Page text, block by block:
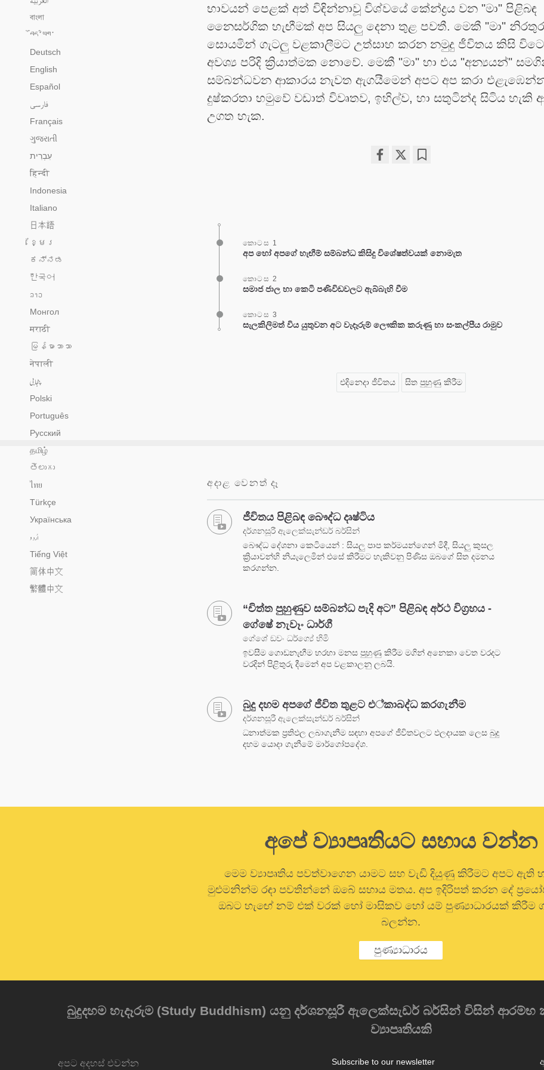
বাংলা
བོད་ཡིག་
Deutsch
English
Español
فارسی
Français
ગુજરાતી
हिन्दी
Indonesia
Italiano
日本語
ខ្មែរ
ಕನ್ನಡ
한국어
ລາວ
Монгол
मराठी
မြန်မာဘာသာ
नेपाली
پنجابی
Polski
Português
Русский
தமிழ்
తెలుగు
ไทย
Türkçe
Українська
اُردو
Tiếng Việt
简体中文
繁體中文
භාවයන් පෙළක් අත් විඳින්නාවූ විශ්වයේ කේන්ද්‍රය වන "මා" පිළිබඳ
නෛසර්ගික හැඟීමක් අප සියලු දෙනා තුළ පවතී. මෙකී "මා"
සොයමින් ගැටලු වළකාලීමට උත්සාහ කරන නමුදු ජීවිතය කිසි
අවශ්‍ය පරිදි ක්‍රියාත්මක නොවේ. මෙකී "මා" හා එය "අන්‍යයන්"
සම්බන්ධවන ආකාරය නැවත ඇගයීමෙන් අපට අප කරා
දුෂ්කරතා හමුවේ වඩාත් විවෘතව, ඉහිල්ව, හා සතුටින්ද සිටිය හැකි
උගත හැක.
කොටස 1
අප හෝ අපගේ හැඟීම් සම්බන්ධ කිසිදු විශේෂත්වයක් නොමැත
කොටස 2
සමාජ ජාල හා කෙටි පණිවිඩවලට ඇබ්බැහි වීම
කොටස 3
සැලකිලිමත් විය යුතුවන අට වැදෑරුම් ලෞකික කරුණු හා සංකල්පීය රාමුව
එදිනෙදා ජීවිතය සිත පුහුණු කිරීම
අදාළ වෙනත් දෑ
ජීවිතය පිළිබඳ බෞද්ධ දෘෂ්ටිය
දර්ශනසූරී ඇලෙක්සැන්ඩර් බර්සින්
බෞද්ධ දේශනා කෙටියෙන් : සියලු පාප කර්මයන්ගෙන් මිදී, සියලු කුසල
ක්‍රියාවන්හි නියැලෙමින් එසේ කිරීමට හැකිවනු පිණිස ඔබගේ සිත දමනය
කරගන්න.
“චිත්ත පුහුණුව සම්බන්ධ පැදි අට” පිළිබඳ අර්ථ විග්‍රහය -
ගේෂේ නැවෑං ධාර්ගී
ගේශේ ඞවං ධර්ග්‍යේ හිමි
ඉවසීම ගොඩනැඟීම හරහා මනස පුහුණු කිරීම මගින් අනෙකා වෙත වරදට
වරදින් පිළිතුරු දීමෙන් අප වළකාලනු ලබයි.
බුදු දහම අපගේ ජීවිත තුළට එ්කාබද්ධ කරගැනීම
දර්ශනසූරී ඇලෙක්සැන්ඩර් බර්සින්
ධනාත්මක ප්‍රතිඵල ලබාගැනීම සඳහා අපගේ ජීවිතවලට ඵලදායක ලෙස බුදු
දහම යොදා ගැනීමේ මාර්ගෝපදේශ.
අපේ ව්‍යාපෘතියට සහාය වන්න
මෙම ව්‍යාපෘතිය පවත්වාගෙන යාමට සහ වැඩි දියුණු කිරීමට අපට ඇති
මුළුමනින්ම රඳා පවතින්නේ ඔබේ සහාය මතය. අප ඉදිරිපත් කරන දේ
ඔබට හැඟේ නම් එක් වරක් හෝ මාසිකව හෝ යම් පුණ්‍යාධාරයක් කිරීම
බලන්න.
පුණ්‍යාධාරය
බුදුදහම හැදෑරුම (Study Buddhism) යනු දර්ශනසූරී ඇලෙක්සැඩර් බර්සින් විසින්
ව්‍යාපෘතියකි
අපට අදහස් එවන්න Subscribe to our newsletter